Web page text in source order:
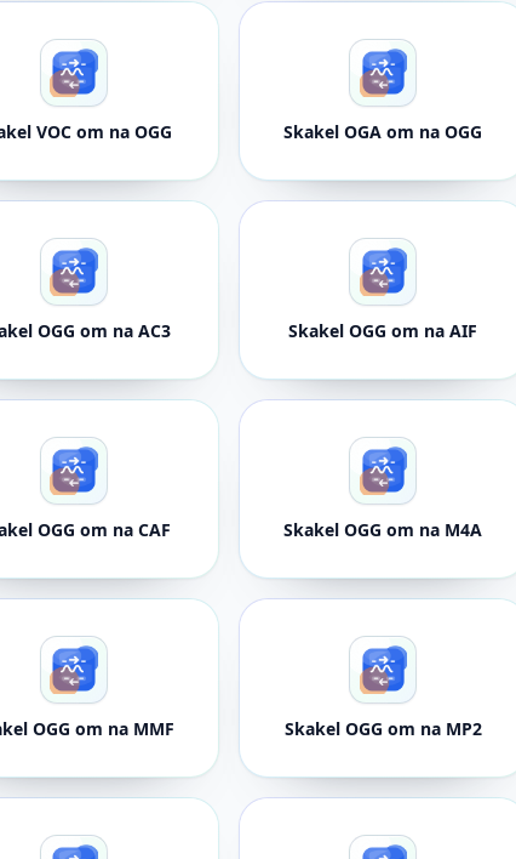
VOC om na OGG Skakel OGA om na OGG
OGG om na AC3 Skakel OGG om na AIF
OGG om na CAF Skakel OGG om na M4A
OGG om na MMF Skakel OGG om na MP2